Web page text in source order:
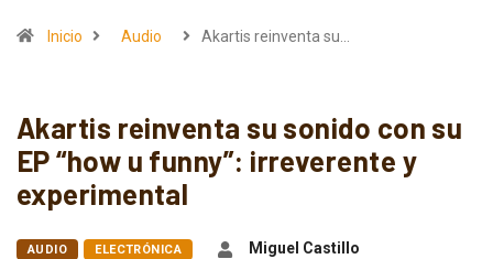
Inicio Audio Akartis reinventa su…
Akartis reinventa su sonido con su
EP “how u funny”: irreverente y
experimental
AUDIO ELECTRÓNICA
Miguel Castillo